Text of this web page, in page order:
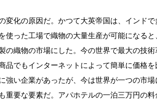
変化の原因だ。かつて大英帝国は、インド
使った工場で織物の大量生産が可能になる
の織物の市場にした。今の世界で最大の技
品でもインターネットによって簡単に価格
強い企業があったが、今は世界が一つの市
重要な要素だ。アパホテルの一泊三万円の